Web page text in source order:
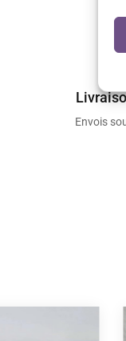
Envois